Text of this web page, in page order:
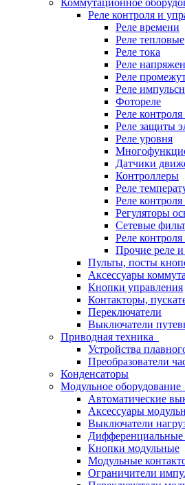
Коммутационное
Реле контроля и
Реле времени
Реле тепловые
Реле тока
Реле
Реле
Реле
Фотореле
Реле
Реле защиты
Реле уровня
Датчики
Контроллеры
Реле
Реле
Регуляторы
Сетевые
Реле
Прочие реле
Пульты, посты
Аксессуары
Кнопки управления
Контакторы,
Переключатели
Выключатели
Приводная техника
Устройства
Преобразователи
Конденсаторы
Модульное оборудование
Автоматические
Аксессуары
Выключатели
Кнопки модульные
Модульные
Ограничители